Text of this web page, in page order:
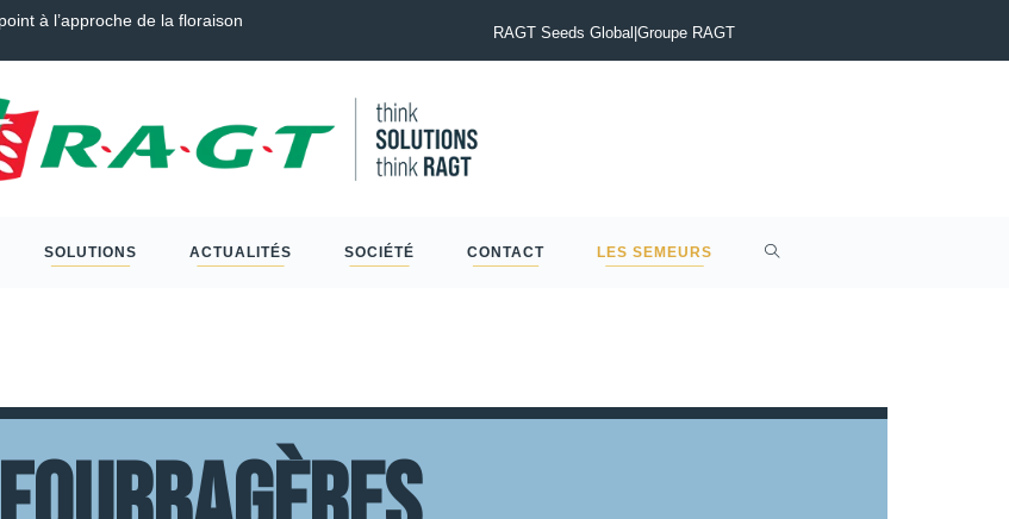
Guide Semis d’Automne 2026 : Colza, Blé Tendre, Couverts, Céréales à paille et Protéagineux…
RAGT Seeds Global|Groupe RAGT
SOLUTIONS ACTUALITÉS SOCIÉTÉ CONTACT LES SEMEURS